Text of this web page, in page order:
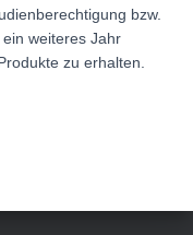
bzw.
weiteres Jahr
zu erhalten.